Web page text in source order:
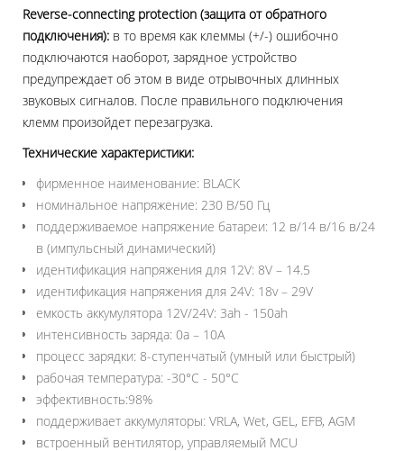
Reverse-connecting protection (защита от обратного
подключения): в то время как клеммы (+/-) ошибочно
подключаются наоборот, зарядное устройство
предупреждает об этом в виде отрывочных длинных
звуковых сигналов. После правильного подключения
клемм произойдет перезагрузка.
Технические характеристики:
фирменное наименование: BLACK
номинальное напряжение: 230 В/50 Гц
поддерживаемое напряжение батареи: 12 в/14 в/16 в/24
в (импульсный динамический)
идентификация напряжения для 12V: 8V – 14.5
идентификация напряжения для 24V: 18v – 29V
емкость аккумулятора 12V/24V: 3ah - 150ah
интенсивность заряда: 0a – 10A
процесс зарядки: 8-ступенчатый (умный или быстрый)
рабочая температура: -30°C - 50°C
эффективность:98%
поддерживает аккумуляторы: VRLA, Wet, GEL, EFB, AGM
встроенный вентилятор, управляемый MCU